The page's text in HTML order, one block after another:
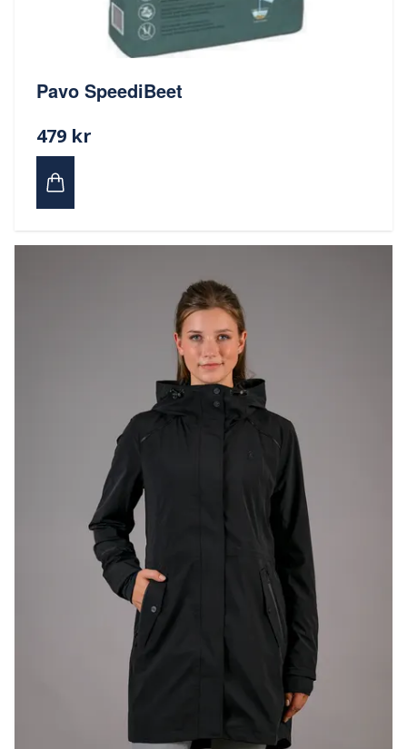
Pavo SpeediBeet
479 kr